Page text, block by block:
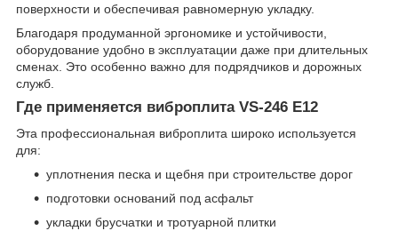
поверхности и обеспечивая равномерную укладку.
Благодаря продуманной эргономике и устойчивости,
оборудование удобно в эксплуатации даже при длительных
сменах. Это особенно важно для подрядчиков и дорожных
служб.
Где применяется виброплита VS-246 Е12
Эта профессиональная виброплита широко используется
для:
уплотнения песка и щебня при строительстве дорог
подготовки оснований под асфальт
укладки брусчатки и тротуарной плитки